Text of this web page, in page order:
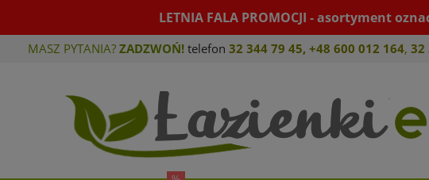
LETNIA FALA PROMOCJI - asortyment
MASZ PYTANIA? ZADZWOŃ! telefon 32 344 79 45, +48 600 012 164, 32